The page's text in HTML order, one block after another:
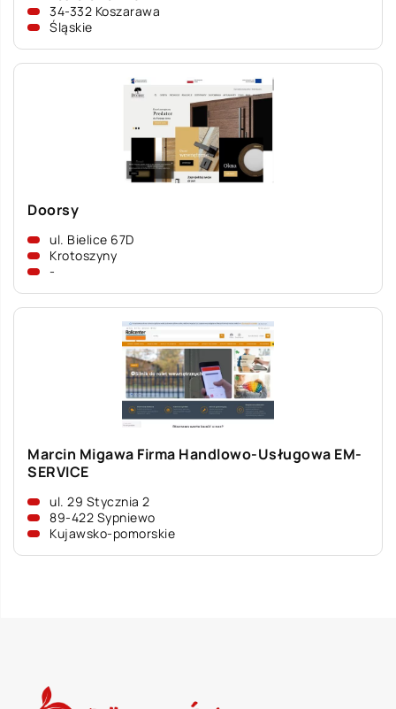
34-332 Koszarawa
Śląskie
Doorsy
ul. Bielice 67D
Krotoszyny
-
Marcin Migawa Firma Handlowo-Usługowa EM-
SERVICE
ul. 29 Stycznia 2
89-422 Sypniewo
Kujawsko-pomorskie